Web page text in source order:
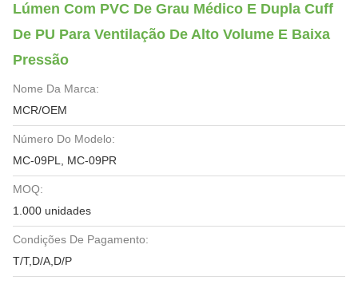
Lúmen Com PVC De Grau Médico E Dupla Cuff
De PU Para Ventilação De Alto Volume E Baixa
Pressão
Nome Da Marca:
MCR/OEM
Número Do Modelo:
MC-09PL, MC-09PR
MOQ:
1.000 unidades
Condições De Pagamento:
T/T,D/A,D/P